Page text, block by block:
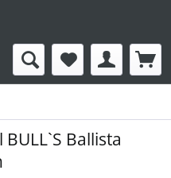
BULL`S Ballista